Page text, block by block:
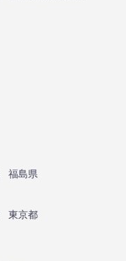
福島県
東京都